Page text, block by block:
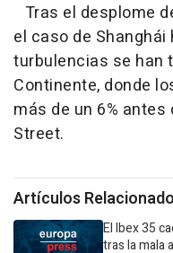
Tras el desplome
el caso de Shanghái
turbulencias se han
Continente, donde
más de un 6%
Street.
Artículos
El Ibex 35
tras la mala